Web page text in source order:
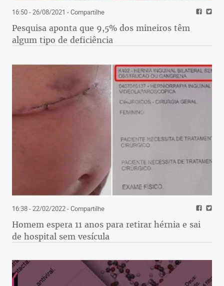
16:50 - 26/08/2021 - Compartilhe
Pesquisa aponta que 9,5% dos mineiros têm
algum tipo de deficiência
16:38 - 22/02/2022- Compartilhe
Homem espera 11 anos para retirar hérnia e sai
de hospital sem vesícula